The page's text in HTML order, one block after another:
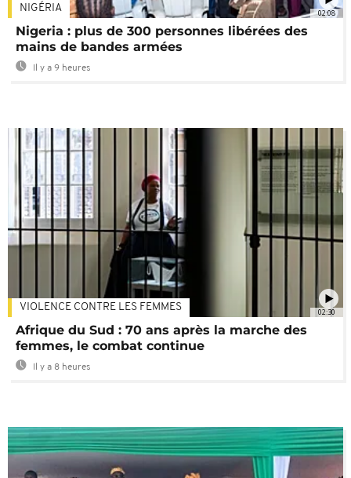
02:08
NIGÉRIA
Nigeria : plus de 300 personnes libérées des
mains de bandes armées
Il y a 9 heures
02:30
VIOLENCE CONTRE LES FEMMES
Afrique du Sud : 70 ans après la marche des
femmes, le combat continue
Il y a 8 heures